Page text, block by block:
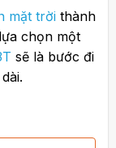
mặt trờithành
chọn một
sẽ là bước đi